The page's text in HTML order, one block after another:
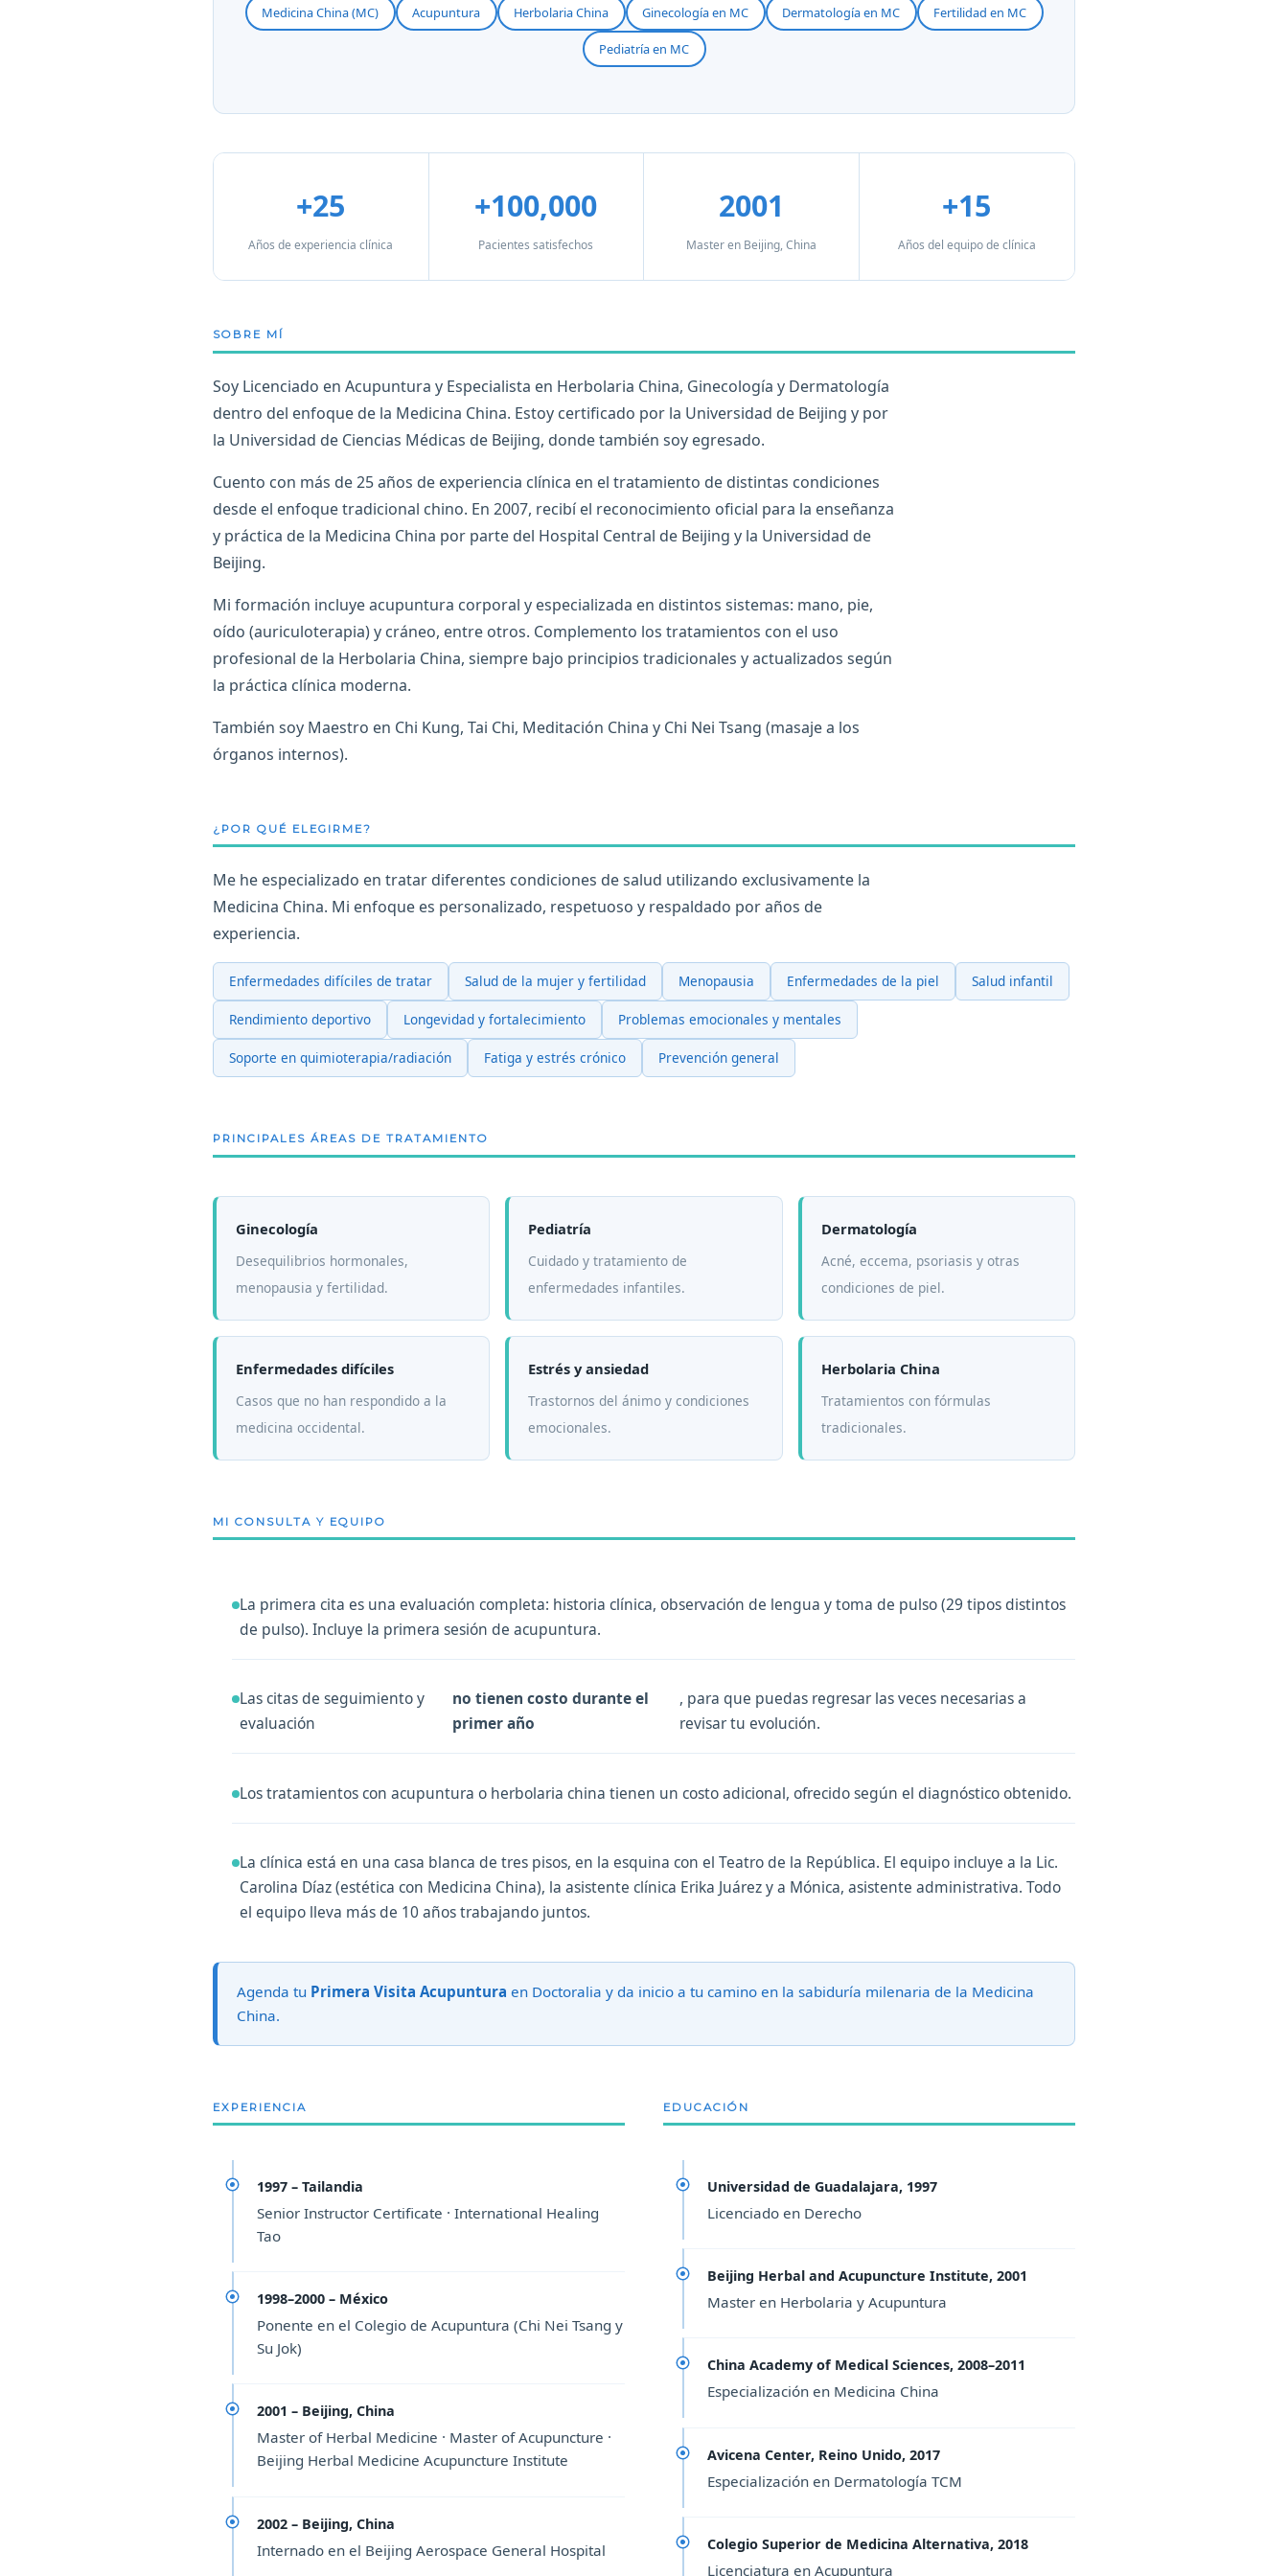
Medicina China (MC) Acupuntura Herbolaria China Ginecología en MC Dermatología en MC Fertilidad en MC
Pediatría en MC
+25
Años de experiencia clínica
+100,000
Pacientes satisfechos
2001
Master en Beijing, China
+15
Años del equipo de clínica
SOBRE MÍ
Soy Licenciado en Acupuntura y Especialista en Herbolaria China, Ginecología y Dermatología
dentro del enfoque de la Medicina China. Estoy certificado por la Universidad de Beijing y por
la Universidad de Ciencias Médicas de Beijing, donde también soy egresado.
Cuento con más de 25 años de experiencia clínica en el tratamiento de distintas condiciones
desde el enfoque tradicional chino. En 2007, recibí el reconocimiento oficial para la enseñanza
y práctica de la Medicina China por parte del Hospital Central de Beijing y la Universidad de
Beijing.
Mi formación incluye acupuntura corporal y especializada en distintos sistemas: mano, pie,
oído (auriculoterapia) y cráneo, entre otros. Complemento los tratamientos con el uso
profesional de la Herbolaria China, siempre bajo principios tradicionales y actualizados según
la práctica clínica moderna.
También soy Maestro en Chi Kung, Tai Chi, Meditación China y Chi Nei Tsang (masaje a los
órganos internos).
¿POR QUÉ ELEGIRME?
Me he especializado en tratar diferentes condiciones de salud utilizando exclusivamente la
Medicina China. Mi enfoque es personalizado, respetuoso y respaldado por años de
experiencia.
Enfermedades difíciles de tratar Salud de la mujer y fertilidad Menopausia Enfermedades de la piel Salud infantil
Rendimiento deportivo Longevidad y fortalecimiento Problemas emocionales y mentales
Soporte en quimioterapia/radiación Fatiga y estrés crónico Prevención general
PRINCIPALES ÁREAS DE TRATAMIENTO
Ginecología
Desequilibrios hormonales,
menopausia y fertilidad.
Pediatría
Cuidado y tratamiento de
enfermedades infantiles.
Dermatología
Acné, eccema, psoriasis y otras
condiciones de piel.
Enfermedades difíciles
Casos que no han respondido a la
medicina occidental.
Estrés y ansiedad
Trastornos del ánimo y condiciones
emocionales.
Herbolaria China
Tratamientos con fórmulas
tradicionales.
MI CONSULTA Y EQUIPO
La primera cita es una evaluación completa: historia clínica, observación de lengua y toma de pulso (29 tipos distintos
de pulso). Incluye la primera sesión de acupuntura.
Las citas de seguimiento y
evaluación
no tienen costo durante el
primer año
, para que puedas regresar las veces necesarias a
revisar tu evolución.
Los tratamientos con acupuntura o herbolaria china tienen un costo adicional, ofrecido según el diagnóstico obtenido.
La clínica está en una casa blanca de tres pisos, en la esquina con el Teatro de la República. El equipo incluye a la Lic.
Carolina Díaz (estética con Medicina China), la asistente clínica Erika Juárez y a Mónica, asistente administrativa. Todo
el equipo lleva más de 10 años trabajando juntos.
Agenda tu Primera Visita Acupuntura en Doctoralia y da inicio a tu camino en la sabiduría milenaria de la Medicina
China.
EXPERIENCIA
1997 – Tailandia
Senior Instructor Certificate · International Healing
Tao
1998–2000 – México
Ponente en el Colegio de Acupuntura (Chi Nei Tsang y
Su Jok)
2001 – Beijing, China
Master of Herbal Medicine · Master of Acupuncture ·
Beijing Herbal Medicine Acupuncture Institute
2002 – Beijing, China
Internado en el Beijing Aerospace General Hospital
EDUCACIÓN
Universidad de Guadalajara, 1997
Licenciado en Derecho
Beijing Herbal and Acupuncture Institute, 2001
Master en Herbolaria y Acupuntura
China Academy of Medical Sciences, 2008–2011
Especialización en Medicina China
Avicena Center, Reino Unido, 2017
Especialización en Dermatología TCM
Colegio Superior de Medicina Alternativa, 2018
Licenciatura en Acupuntura